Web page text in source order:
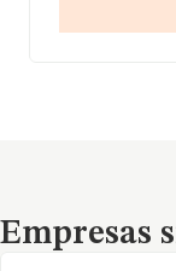
Empresas similares
Empresas